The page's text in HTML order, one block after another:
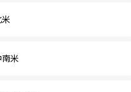
南米